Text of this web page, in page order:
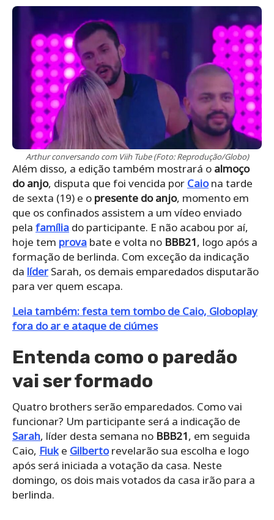
Arthur conversando com Viih Tube (Foto: Reprodução/Globo)
Além disso, a edição também mostrará o almoço
do anjo, disputa que foi vencida por Caiona tarde
de sexta (19) e o presente do anjo, momento em
que os confinados assistem a um vídeo enviado
pela família do participante. E não acabou por aí,
hoje tem prova bate e volta no BBB21, logo após a
formação de berlinda. Com exceção da indicação
da líder Sarah, os demais emparedados disputarão
para ver quem escapa.
Leia também: festa tem tombo de Caio, Globoplay
fora do ar e ataque de ciúmes
Entenda como o paredão
vai ser formado
Quatro brothers serão emparedados. Como vai
funcionar? Um participante será a indicação de
Sarah, líder desta semana no BBB21, em seguida
Caio, Fiuke Gilbertorevelarão sua escolha e logo
após será iniciada a votação da casa. Neste
domingo, os dois mais votados da casa irão para a
berlinda.